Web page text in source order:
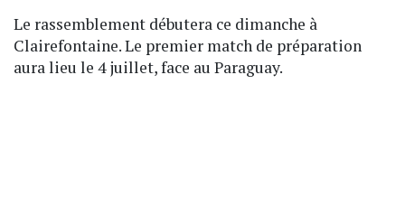
Le rassemblement débutera ce dimanche à
Clairefontaine. Le premier match de préparation
aura lieu le 4 juillet, face au Paraguay.